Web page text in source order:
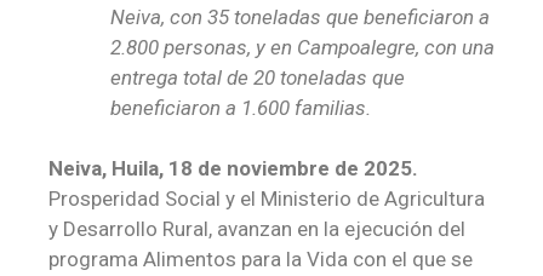
Neiva, con 35 toneladas que beneficiaron a
2.800 personas, y en Campoalegre, con una
entrega total de 20 toneladas que
beneficiaron a 1.600 familias.
Neiva, Huila, 18 de noviembre de 2025.
Prosperidad Social y el Ministerio de Agricultura
y Desarrollo Rural, avanzan en la ejecución del
programa Alimentos para la Vida con el que se